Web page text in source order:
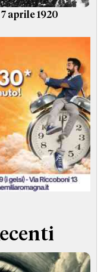
aprile 1920